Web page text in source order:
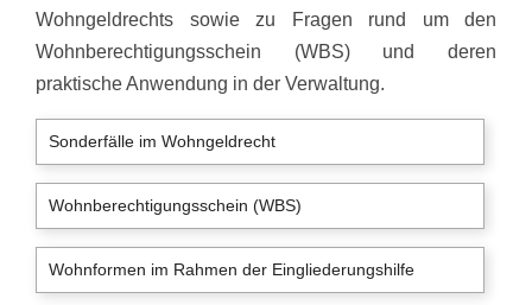
Wohngeldrechts sowie zu Fragen rund um den
Wohnberechtigungsschein (WBS) und deren
praktische Anwendung in der Verwaltung.
Sonderfälle im Wohngeldrecht
Wohnberechtigungsschein (WBS)
Wohnformen im Rahmen der Eingliederungshilfe